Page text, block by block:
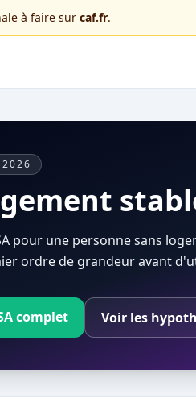
à faire sur caf.fr.
pour une personne sans
ordre de grandeur avant
complet Voir les